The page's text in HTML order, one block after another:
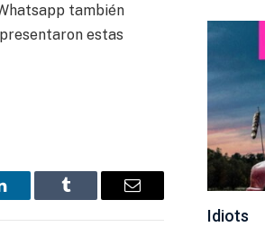
también
estas
Tumblr
Correo
Idiots